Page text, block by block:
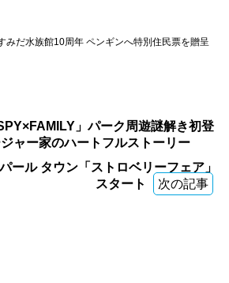
みだ水族館10周年 ペンギンへ特別住民票を贈呈
」パーク周遊謎解き初登
ャー家のハートフルストーリー
ール タウン「ストロベリーフェア」
スタート
次の記事